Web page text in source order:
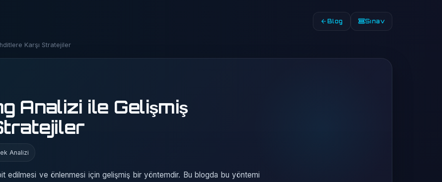
Blog Sınav
Karşı Stratejiler
Analizi ile Gelişmiş
Analizi
edilmesi ve önlenmesi için gelişmiş bir yöntemdir. Bu blogda bu yöntemi